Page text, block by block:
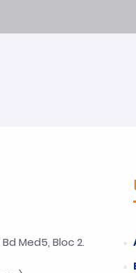
Med5, Bloc 2.